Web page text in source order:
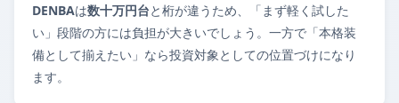
DENBAは数十万円台と桁が違うため、「まず軽く試した
い」段階の方には負担が大きいでしょう。一方で「本格装
備として揃えたい」なら投資対象としての位置づけになり
ます。